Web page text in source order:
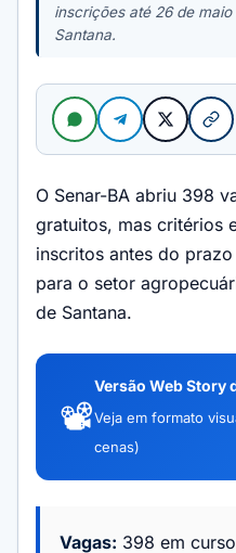
inscrições até 26 de
Santana.
O Senar-BA abriu 398
gratuitos, mas critérios
inscritos antes do
para o setor
de Santana.
📽️
Versão Web Story
Veja em formato
cenas)
Vagas: 398 em